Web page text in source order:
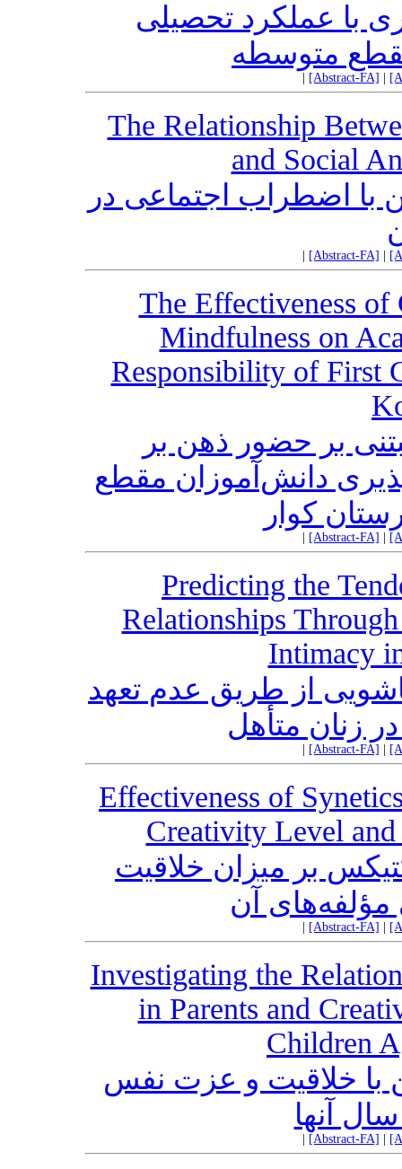
با عملکرد تحصیلی
متوسطه
[Abstract-FA]
The Relationship
and Social
با اضطراب اجتماعی در
[Abstract-FA]
The Effectiveness of
Mindfulness on
Responsibility of First
بر حضور ذهن بر
دانش‌آموزان مقطع
کوار
[Abstract-FA]
Predicting the
Relationships
Intimacy
از طریق عدم تعهد
زنان متأهل
[Abstract-FA]
Effectiveness of
Creativity Level
بر میزان خلاقیت
آن
[Abstract-FA]
Investigating the
in Parents and
Children
با خلاقیت و عزت نفس
[Abstract-FA]